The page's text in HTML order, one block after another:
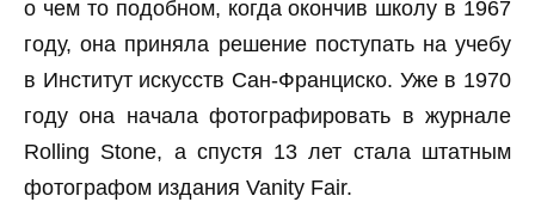
о чем то подобном, когда окончив школу в 1967
году, она приняла решение поступать на учебу
в Институт искусств Сан-Франциско. Уже в 1970
году она начала фотографировать в журнале
Rolling Stone, а спустя 13 лет стала штатным
фотографом издания Vanity Fair.